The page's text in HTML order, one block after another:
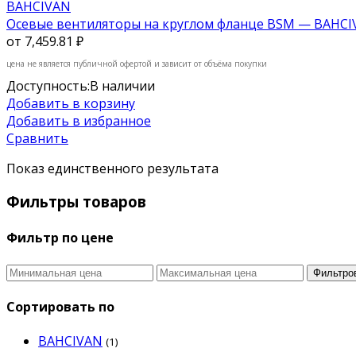
BAHCIVAN
Осевые вентиляторы на круглом фланце BSM —
от 7,459.81 ₽
цена не является публичной офертой и зависит от объёма покупки
Доступность:В наличии
Добавить в корзину
Добавить в избранное
Сравнить
Показ единственного результата
Фильтры товаров
Фильтр по цене
Сортировать по
BAHCIVAN (1)